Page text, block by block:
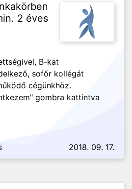
2 éves
B-kat
sofőr kollégát
cégünkhöz.
gombra kattintva
2018. 09. 17.